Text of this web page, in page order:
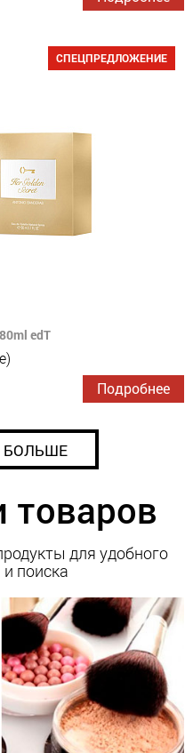
СПЕЦПРЕДЛОЖЕНИЕ
edT
Подробнее
БОЛЬШЕ
товаров
для удобного
поиска